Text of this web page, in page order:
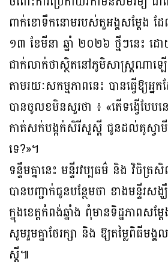
ពាក់ខោទឹកនោមរបស់តួអង្គសម្តែង ដែ
១៣ ខែមីនា ឆ្នាំ ២០២៦ ថ្មីៗនេះ ដ
ជាក់លាក់ថាស្ថិតនៅភូមិសាស្ត្រណា
តាមរយៈសកម្មភាពនេះ បានធ្វើឱ្យអ្
បានចូលខមិនសួរថា ៖ «តើទង្វើបែប
កាត់សក់បង្កក់សិរីសួស្តី ជូនដល់គូស្វាមី
ទេ?»។
ទន្ទឹមគ្នានេះ មន្ទីរវប្បធម៌ និង វិចិត្រ
បានបញ្ជាក់ជូនបន្ថែមថា ខាងមន្ទីរស
ក្នុងខេត្តកំពង់ឆ្នាំង ពុំមានទិដ្ឋភាពសម្
សូមរួមគ្នាថែរក្សា និង ឱ្យតម្លៃពិធីម
ស្តី៕